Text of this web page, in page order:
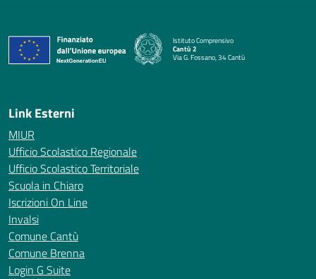
Istituto Comprensivo
Cantù 2
Via G. Fossano, 34 Cantù
— Visita la pagina iniziale della scuola
Link Esterni
MIUR
Ufficio Scolastico Regionale
Ufficio Scolastico Territoriale
Scuola in Chiaro
Iscrizioni On Line
Invalsi
Comune Cantù
Comune Brenna
Login G Suite